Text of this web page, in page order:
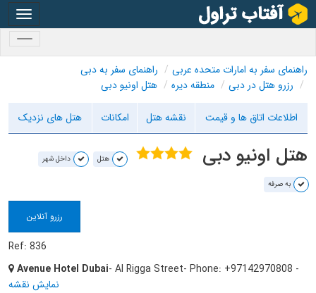
راهنمای سفر به امارات متحده عربی
راهنمای سفر به دبی
رزرو هتل در دبی
منطقه دیره هتل اونیو دبی
اطلاعات اتاق ها و قیمت نقشه هتل امکانات هتل های نزدیک
هتل اونیو دبی هتل داخل شهر
به صرفه
رزرو آنلاین
Ref: 836
Avenue Hotel Dubai- Al Rigga Street- Phone: +97142970808 -
نمایش نقشه